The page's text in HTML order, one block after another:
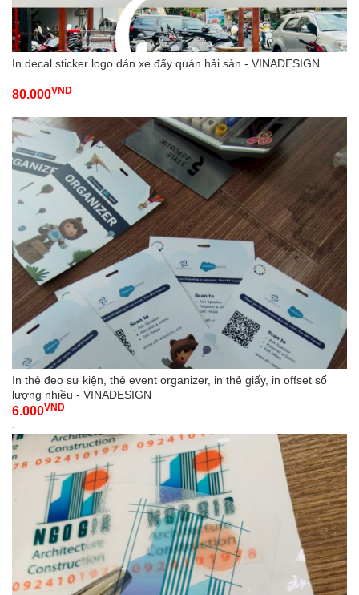
In decal sticker logo dán xe đẩy quán hải sản - VINADESIGN
80.000VND
-
In thẻ đeo sự kiện, thẻ event organizer, in thẻ giấy, in offset số
lượng nhiều - VINADESIGN
6.000VND
-